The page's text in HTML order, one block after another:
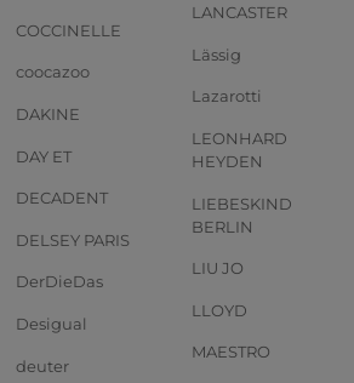
COCCINELLE
coocazoo
DAKINE
DAY ET
DECADENT
DELSEY PARIS
DerDieDas
Desigual
deuter
LANCASTER
Lässig
Lazarotti
LEONHARD
HEYDEN
LIEBESKIND
BERLIN
LIU JO
LLOYD
MAESTRO